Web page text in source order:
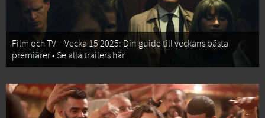
Film och TV – Vecka 15 2025: Din guide till veckans bästa
premiärer • Se alla trailers här